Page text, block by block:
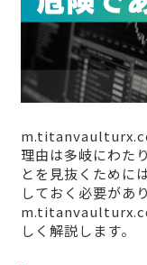
m.titanvaulturx.cc
理由は多岐にわた
とを見抜くために
しておく必要があ
m.titanvaulturx.cc
しく解説します。